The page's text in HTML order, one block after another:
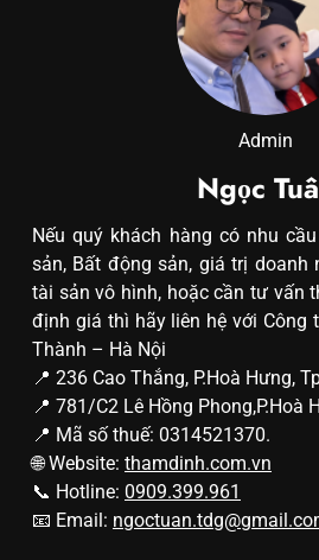
Admin
Ngọc
Nếu quý khách hàng có nhu
sản, Bất động sản, giá trị doanh
tài sản vô hình, hoặc cần tư vấn
định giá thì hãy liên hệ với Công
Thành – Hà Nội
📍 236 Cao Thắng, P.Hoà Hưng,
📍 781/C2 Lê Hồng Phong,P.Hoà
📍 Mã số thuế: 0314521370.
🌐 Website: thamdinh.com.vn
📞 Hotline: 0909.399.961
📧 Email: